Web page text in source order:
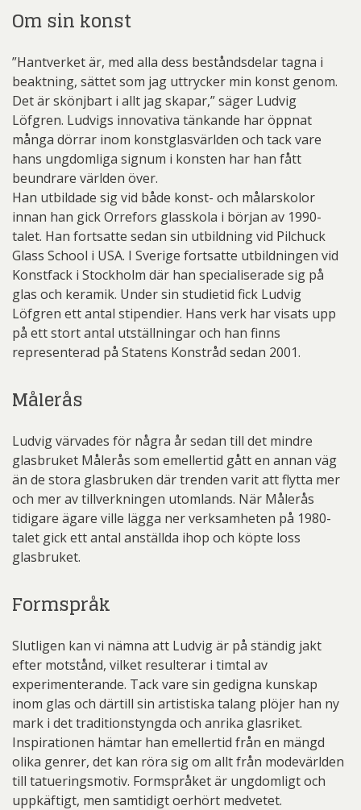
Om sin konst
”Hantverket är, med alla dess beståndsdelar tagna i
beaktning, sättet som jag uttrycker min konst genom.
Det är skönjbart i allt jag skapar,” säger Ludvig
Löfgren. Ludvigs innovativa tänkande har öppnat
många dörrar inom konstglasvärlden och tack vare
hans ungdomliga signum i konsten har han fått
beundrare världen över.
Han utbildade sig vid både konst- och målarskolor
innan han gick Orrefors glasskola i början av 1990-
talet. Han fortsatte sedan sin utbildning vid Pilchuck
Glass School i USA. I Sverige fortsatte utbildningen vid
Konstfack i Stockholm där han specialiserade sig på
glas och keramik. Under sin studietid fick Ludvig
Löfgren ett antal stipendier. Hans verk har visats upp
på ett stort antal utställningar och han finns
representerad på Statens Konstråd sedan 2001.
Målerås
Ludvig värvades för några år sedan till det mindre
glasbruket Målerås som emellertid gått en annan väg
än de stora glasbruken där trenden varit att flytta mer
och mer av tillverkningen utomlands. När Målerås
tidigare ägare ville lägga ner verksamheten på 1980-
talet gick ett antal anställda ihop och köpte loss
glasbruket.
Formspråk
Slutligen kan vi nämna att Ludvig är på ständig jakt
efter motstånd, vilket resulterar i timtal av
experimenterande. Tack vare sin gedigna kunskap
inom glas och därtill sin artistiska talang plöjer han ny
mark i det traditionstyngda och anrika glasriket.
Inspirationen hämtar han emellertid från en mängd
olika genrer, det kan röra sig om allt från modevärlden
till tatueringsmotiv. Formspråket är ungdomligt och
uppkäftigt, men samtidigt oerhört medvetet.